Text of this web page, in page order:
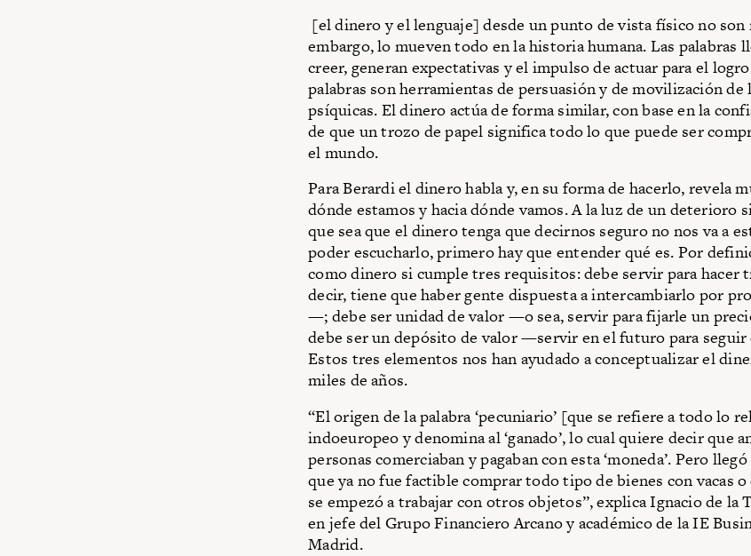
[el dinero y el lenguaje] desde un punto de vista físico no son
embargo, lo mueven todo en la historia humana. Las palabras
creer, generan expectativas y el impulso de actuar para el
palabras son herramientas de persuasión y de movilización de
psíquicas. El dinero actúa de forma similar, con base en la
de que un trozo de papel significa todo lo que puede ser
el mundo.
Para Berardi el dinero habla y, en su forma de hacerlo, revela
dónde estamos y hacia dónde vamos. A la luz de un deterioro
que sea que el dinero tenga que decirnos seguro no nos va a
poder escucharlo, primero hay que entender qué es. Por
como dinero si cumple tres requisitos: debe servir para hacer
decir, tiene que haber gente dispuesta a intercambiarlo por
—; debe ser unidad de valor —o sea, servir para fijarle un
debe ser un depósito de valor —servir en el futuro para
Estos tres elementos nos han ayu­dado a conceptualizar el
miles de años.
“El origen de la palabra ‘pecuniario’ [que se refiere a todo lo
indoeuropeo y denomina al ‘ganado’, lo cual quiere decir que
personas comerciaban y pagaban con esta ‘moneda’. Pero
que ya no fue factible comprar todo tipo de bienes con vacas
se empezó a trabajar con otros ob­jetos”, explica Ignacio de la
en jefe del Grupo Financiero Arcano y académico de la IE
Madrid.